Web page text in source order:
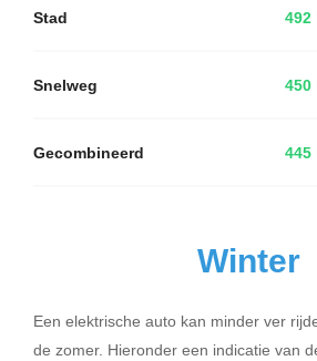
Stad 492
Snelweg 450
Gecombineerd 445
Winter
Een elektrische auto kan minder ver
de zomer. Hieronder een indicatie van